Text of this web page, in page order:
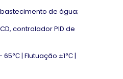
de água;
controlador PID de
65℃ | Flutuação ±1℃ |